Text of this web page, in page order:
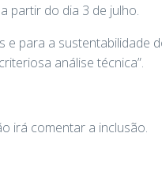
partir do dia 3 de julho.
para a sustentabilidade
análise técnica”.
irá comentar a inclusão.